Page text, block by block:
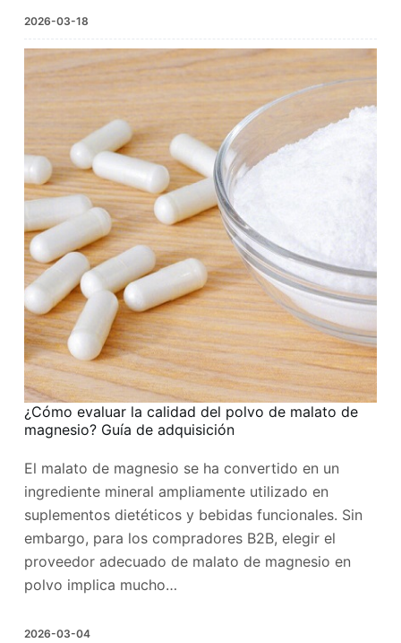
2026-03-18
¿Cómo evaluar la calidad del polvo de malato de
magnesio? Guía de adquisición
El malato de magnesio se ha convertido en un
ingrediente mineral ampliamente utilizado en
suplementos dietéticos y bebidas funcionales. Sin
embargo, para los compradores B2B, elegir el
proveedor adecuado de malato de magnesio en
polvo implica mucho…
2026-03-04